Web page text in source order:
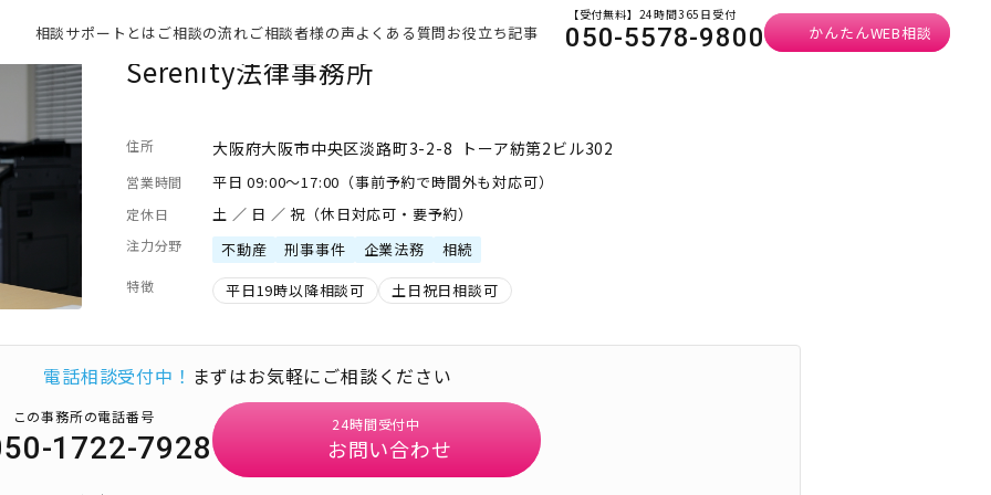
相談サポートとは ご相談の流れご相談者様の声よくある質問お役立ち記事
【受付無料】24時間365日受付
050-5578-9800 かんたんWEB相談
Serenity法律事務所
住所 大阪府大阪市中央区淡路町3-2-8 トーア紡第2ビル302
営業時間 平日 09:00～17:00（事前予約で時間外も対応可）
定休日 土 ／ 日 ／ 祝（休日対応可・要予約）
注力分野 不動産 刑事事件 企業法務 相続
特徴 平日19時以降相談可 土日祝日相談可
電話相談受付中！ まずはお気軽にご相談ください
この事務所の電話番号
1722-7928
24時間受付中
お問い合わせ